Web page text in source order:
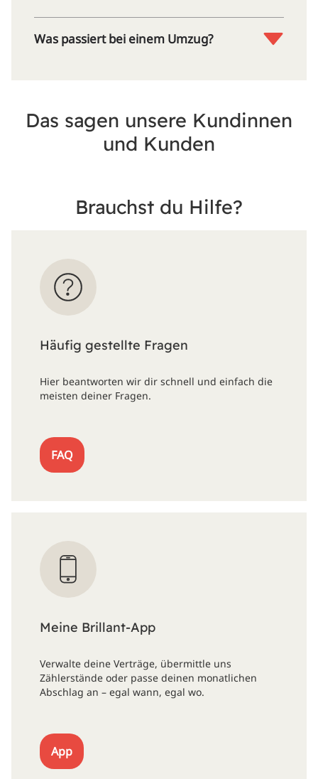
Was passiert bei einem Umzug?
Das sagen unsere Kundinnen
und Kunden
Brauchst du Hilfe?
Häufig gestellte Fragen
Hier beantworten wir dir schnell und einfach die
meisten deiner Fragen.
FAQ
Meine Brillant-App
Verwalte deine Verträge, übermittle uns
Zählerstände oder passe deinen monatlichen
Abschlag an – egal wann, egal wo.
App